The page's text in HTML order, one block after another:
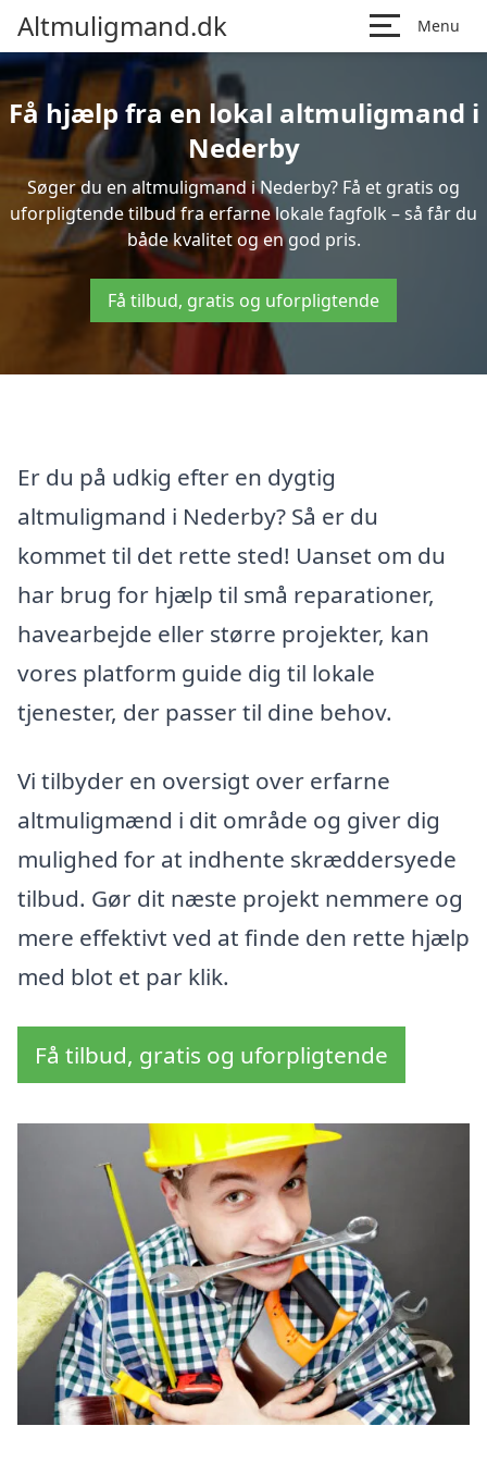
Altmuligmand.dk Menu
Få hjælp fra en lokal altmuligmand i
Nederby
Søger du en altmuligmand i Nederby? Få et gratis og
uforpligtende tilbud fra erfarne lokale fagfolk – så får du
både kvalitet og en god pris.
Få tilbud, gratis og uforpligtende
Er du på udkig efter en dygtig
altmuligmand i Nederby? Så er du
kommet til det rette sted! Uanset om du
har brug for hjælp til små reparationer,
havearbejde eller større projekter, kan
vores platform guide dig til lokale
tjenester, der passer til dine behov.
Vi tilbyder en oversigt over erfarne
altmuligmænd i dit område og giver dig
mulighed for at indhente skræddersyede
tilbud. Gør dit næste projekt nemmere og
mere effektivt ved at finde den rette hjælp
med blot et par klik.
Få tilbud, gratis og uforpligtende